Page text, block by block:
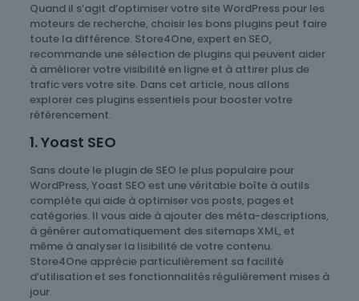
Quand il s’agit d’optimiser votre site WordPress pour les
moteurs de recherche, choisir les bons plugins peut faire
toute la différence. Store4One, expert en SEO,
recommande une sélection de plugins qui peuvent aider
à améliorer votre visibilité en ligne et à attirer plus de
trafic vers votre site. Dans cet article, nous allons
explorer ces plugins essentiels pour booster votre
référencement.
1. Yoast SEO
Sans doute le plugin de SEO le plus populaire pour
WordPress, Yoast SEO est une véritable boîte à outils
complète qui aide à optimiser vos posts, pages et
catégories. Il vous aide à ajouter des méta-descriptions,
à générer automatiquement des sitemaps XML, et
même à analyser la lisibilité de votre contenu.
Store4One apprécie particulièrement sa facilité
d’utilisation et ses fonctionnalités régulièrement mises à
jour.